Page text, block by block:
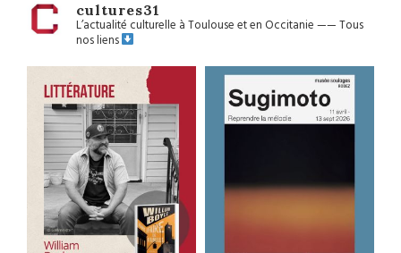
cultures31
L’actualité culturelle à Toulouse et en Occitanie——Tous
nos liens